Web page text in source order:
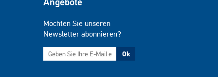
Möchten Sie unseren
Newsletter abonnieren?
Ok